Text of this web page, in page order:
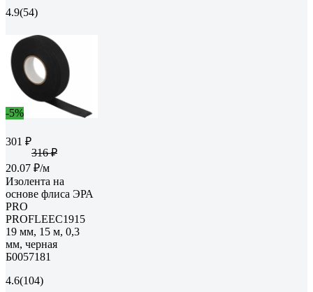
4.9(54)
-5%
301 ₽
316 ₽
20.07 ₽/м
Изолента на
основе флиса ЭРА
PRO
PROFLEEC1915
19 мм, 15 м, 0,3
мм, черная
Б0057181
4.6(104)